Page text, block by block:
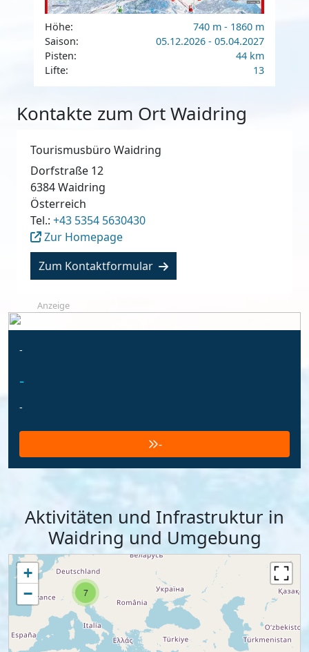
Höhe:
740 m - 1860 m
Saison:
05.12.2026 - 05.04.2027
Pisten:
44 km
Lifte:
13
Kontakte zum Ort Waidring
Tourismusbüro Waidring
Dorfstraße 12
6384Waidring
Österreich
Tel.: +43 5354 5630430
Zur Homepage
Zum Kontaktformular
Anzeige
-
-
-
-
Aktivitäten und Infrastruktur in
Waidring und Umgebung
7
+
−